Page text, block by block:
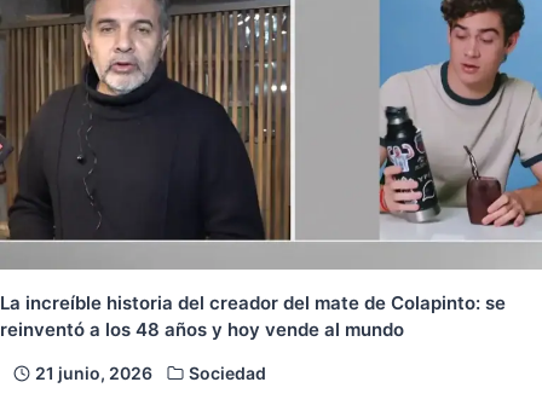
La increíble historia del creador del mate de Colapinto: se
reinventó a los 48 años y hoy vende al mundo
21 junio, 2026 Sociedad